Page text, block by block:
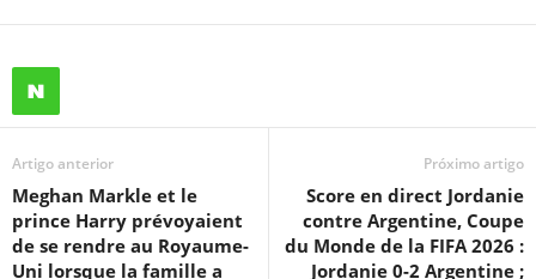
Artigo anterior
Meghan Markle et le
prince Harry prévoyaient
de se rendre au Royaume-
Uni lorsque la famille a
Próximo artigo
Score en direct Jordanie
contre Argentine, Coupe
du Monde de la FIFA 2026 :
Jordanie 0-2 Argentine ;